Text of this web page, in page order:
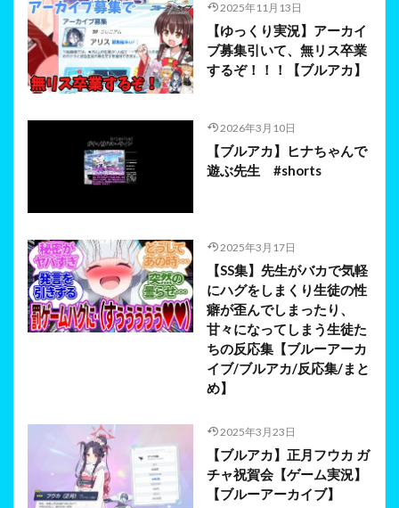
2025年11月13日
【ゆっくり実況】アーカイ
ブ募集引いて、無リス卒業
するぞ！！！【ブルアカ】
2026年3月10日
【ブルアカ】ヒナちゃんで
遊ぶ先生 #shorts
2025年3月17日
【SS集】先生がバカで気軽
にハグをしまくり生徒の性
癖が歪んでしまったり、
甘々になってしまう生徒た
ちの反応集【ブルーアーカ
イブ/ブルアカ/反応集/まと
め】
2025年3月23日
【ブルアカ】正月フウカ ガ
チャ祝賀会【ゲーム実況】
【ブルーアーカイブ】